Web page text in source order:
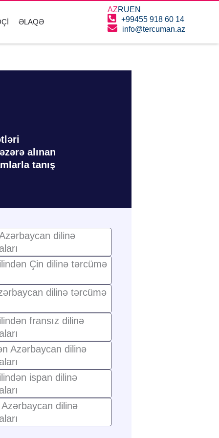
ƏLAQƏ
AZRUEN
+99455 918 60 14
info@tercuman.az
alınan
tanış
dilinə
Çin dilinə tərcümə
dilinə tərcümə
fransız dilinə
Azərbaycan dilinə
ispan dilinə
dilinə